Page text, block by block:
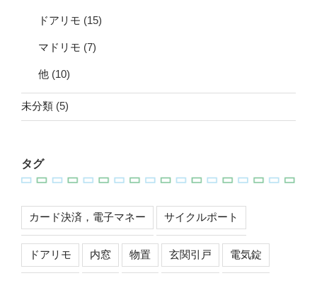
ドアリモ (15)
マドリモ (7)
他 (10)
未分類 (5)
タグ
カード決済，電子マネー サイクルポート
ドアリモ 内窓 物置 玄関引戸 電気錠